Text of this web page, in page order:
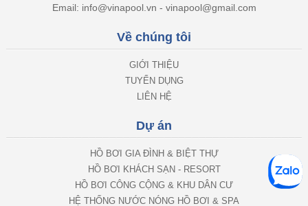
Email: info@vinapool.vn - vinapool@gmail.com
Về chúng tôi
GIỚI THIỆU
TUYỂN DỤNG
LIÊN HỆ
Dự án
HỒ BƠI GIA ĐÌNH & BIỆT THỰ
HỒ BƠI KHÁCH SẠN - RESORT
HỒ BƠI CÔNG CỘNG & KHU DÂN CƯ
HỆ THỐNG NƯỚC NÓNG HỒ BƠI & SPA